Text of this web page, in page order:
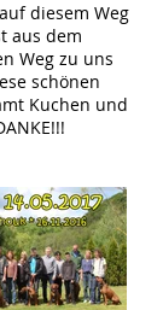
diesem Weg
aus dem
Weg zu uns
schönen
Kuchen und